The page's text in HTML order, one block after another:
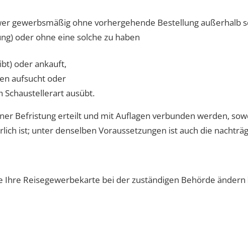
gewerbsmäßig ohne vorhergehende Bestellung außerhalb
oder ohne eine solche zu haben
oder ankauft,
aufsucht oder
Schaustellerart ausübt.
Befristung erteilt und mit Auflagen verbunden werden,
ist; unter denselben Voraussetzungen ist auch die
Reisegewerbekarte bei der zuständigen Behörde ändern